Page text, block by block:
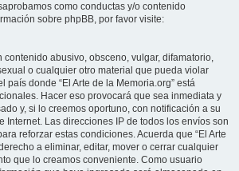
como conductas y/o contenido
sobre phpBB, por favor visite:
abusivo, obsceno, vulgar, difamatorio,
o cualquier otro material que pueda violar
país donde “El Arte de la Memoria.org” está
Hacer eso provocará que sea inmediata y
y, si lo creemos oportuno, con notificación a su
Internet. Las direcciones IP de todos los envíos son
reforzar estas condiciones. Acuerda que “El Arte
a eliminar, editar, mover o cerrar cualquier
que lo creamos conveniente. Como usuario